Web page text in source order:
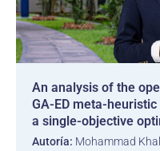
An analysis of the
GA-ED meta-
a single-objective
Autoría: Mohammad